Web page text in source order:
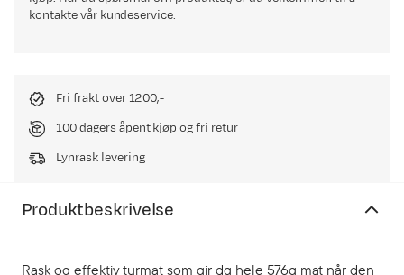
kontakte vår kundeservice.
Fri frakt over 1200,-
100 dagers åpent kjøp og fri retur
Lynrask levering
Produktbeskrivelse
Rask og effektiv turmat som gir dg hele 576g mat når den